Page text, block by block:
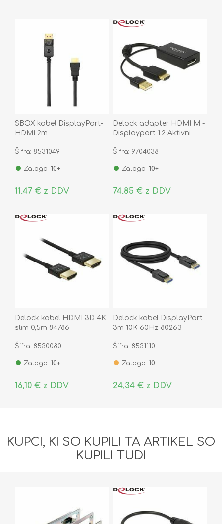
SBOX kabel DisplayPort-
HDMI 2m
Šifra: 8531049
Zaloga: 10+
11,47 € z DDV
Delock adapter HDMI M -
Displayport 1.2 Aktivni
Šifra: 9704038
Zaloga: 10+
74,85 € z DDV
Delock kabel HDMI 3D 4K
slim 0,5m 84786
Šifra: 8530080
Zaloga: 10+
16,10 € z DDV
Delock kabel DisplayPort
3m 10K 60Hz 80263
Šifra: 8531110
Zaloga: 10
24,34 € z DDV
KUPCI, KI SO KUPILI TA ARTIKEL SO
KUPILI TUDI